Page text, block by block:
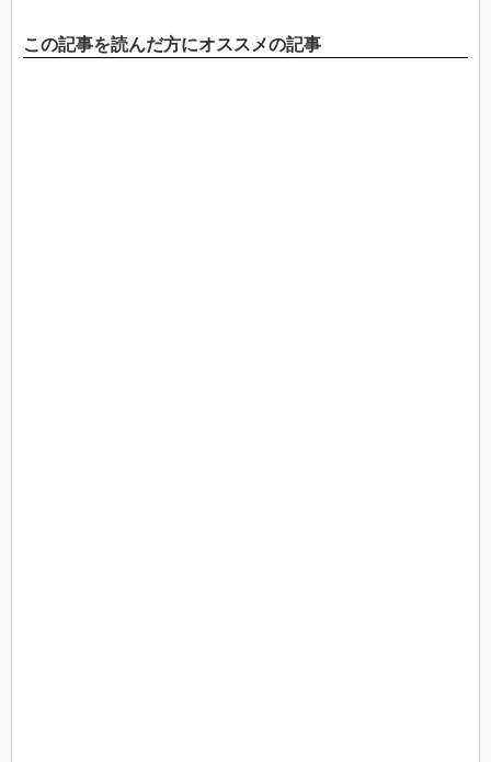
この記事を読んだ方にオススメの記事